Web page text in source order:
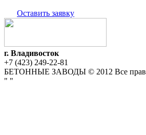
Оставить заявку
г. Владивосток
+7 (423) 249-22-81
БЕТОННЫЕ ЗАВОДЫ © 2012 Все
" "